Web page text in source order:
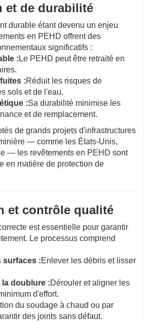
et de durabilité
durable étant devenu un enjeu
en PEHD offrent des
significatifs :
: Le PEHD peut être retraité en
:Réduit les risques de
sols et de l'eau.
:Sa durabilité minimise les
et de remplacement.
de grands projets d'infrastructures
— comme les États-Unis,
— les revêtements en PEHD sont
en matière de protection de
et contrôle qualité
est essentielle pour garantir
Le processus comprend
surfaces :Enlever les débris et lisser
la doublure :Dérouler et aligner les
d'effort.
du soudage à chaud ou par
des joints sans défaut.